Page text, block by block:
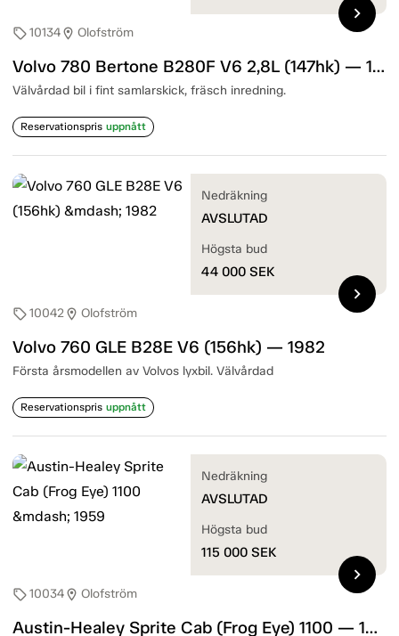
sell10134location_on Olofström
Volvo 780 Bertone B280F V6 2,8L (147hk) — 1990
Välvårdad bil i fint samlarskick, fräsch inredning.
Reservationspris uppnått
chevron_right
sell10042location_on Olofström
Volvo 760 GLE B28E V6 (156hk) — 1982
Första årsmodellen av Volvos lyxbil. Välvårdad
Reservationspris uppnått
Nedräkning
AVSLUTAD
Högsta bud
44 000 SEK
chevron_right
sell10034location_on Olofström
Austin-Healey Sprite Cab (Frog Eye) 1100 — 1959
Nedräkning
AVSLUTAD
Högsta bud
115 000 SEK
chevron_right